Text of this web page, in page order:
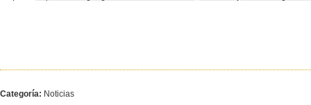
Categoría: Noticias